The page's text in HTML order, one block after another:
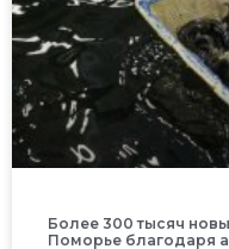
Более 300 тысяч
Поморье благодаря